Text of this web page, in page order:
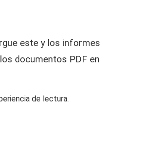
este y los informes
documentos PDF en
de lectura.